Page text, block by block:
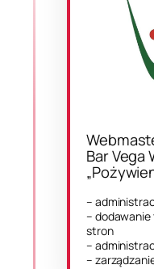
Bar Vega
–
–
stron
–
–